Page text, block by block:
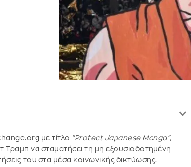
με τίτλο "Protect Japanese Manga",
να σταματήσει τη μη εξουσιοδοτημένη
του στα μέσα κοινωνικής δικτύωσης.